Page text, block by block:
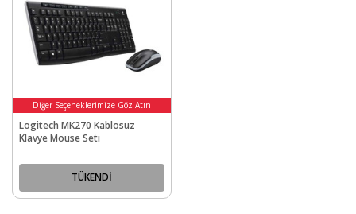
Diğer Seçeneklerimize Göz Atın
Logitech MK270 Kablosuz
Klavye Mouse Seti
TÜKENDİ